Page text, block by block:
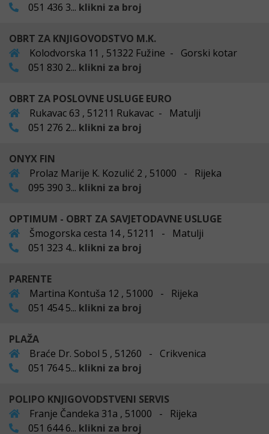
051 436 3... klikni za broj
OBRT ZA KNJIGOVODSTVO M.K.
Kolodvorska 11 , 51322 Fužine - Gorski kotar
051 830 2... klikni za broj
OBRT ZA POSLOVNE USLUGE EURO
Rukavac 63 , 51211 Rukavac - Matulji
051 276 2... klikni za broj
ONYX FIN
Prolaz Marije K. Kozulić 2 , 51000 - Rijeka
095 390 3... klikni za broj
OPTIMUM - OBRT ZA SAVJETODAVNE USLUGE
Šmogorska cesta 14 , 51211 - Matulji
051 323 4... klikni za broj
PARENTE
Martina Kontuša 12 , 51000 - Rijeka
051 454 5... klikni za broj
PLAŽA
Braće Dr. Sobol 5 , 51260 - Crikvenica
051 764 5... klikni za broj
POLIPO KNJIGOVODSTVENI SERVIS
Franje Čandeka 31a , 51000 - Rijeka
051 644 6... klikni za broj